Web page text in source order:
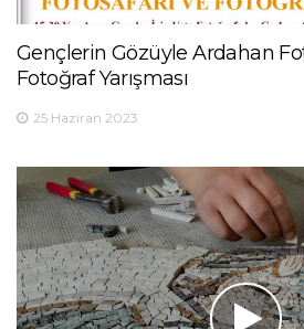
Gençlerin Gözüyle Ardahan
Fotoğraf Yarışması
25 Haziran 2023